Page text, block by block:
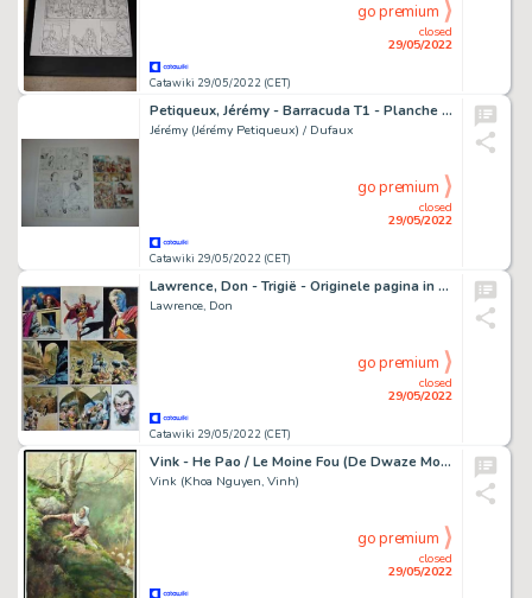
Catawiki 29/05/2022 (CET)
closed
29/05/2022
go premium
Petiqueux, Jérémy - Barracuda T1 - Planche originale (p.6) - Esclaves + Tirage de tête + Ex-Libris - numéroté et signé - (2010)
Jérémy (Jérémy Petiqueux) / Dufaux
Catawiki 29/05/2022 (CET)
closed
29/05/2022
go premium
Lawrence, Don - Trigië - Originele pagina in kleur - The Trigan Empire - War with Hericon - (1967)
Lawrence, Don
Catawiki 29/05/2022 (CET)
closed
29/05/2022
go premium
Vink - He Pao / Le Moine Fou (De Dwaze Monnik) - Originele aquarel op aquarelpapier - gemaakt voor een kalender - (1988)
Vink (Khoa Nguyen, Vinh)
closed
29/05/2022
go premium